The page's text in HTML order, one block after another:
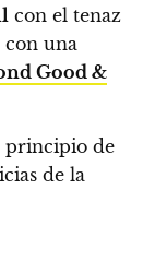
con el tenaz
con una
Good &
principio de
de la